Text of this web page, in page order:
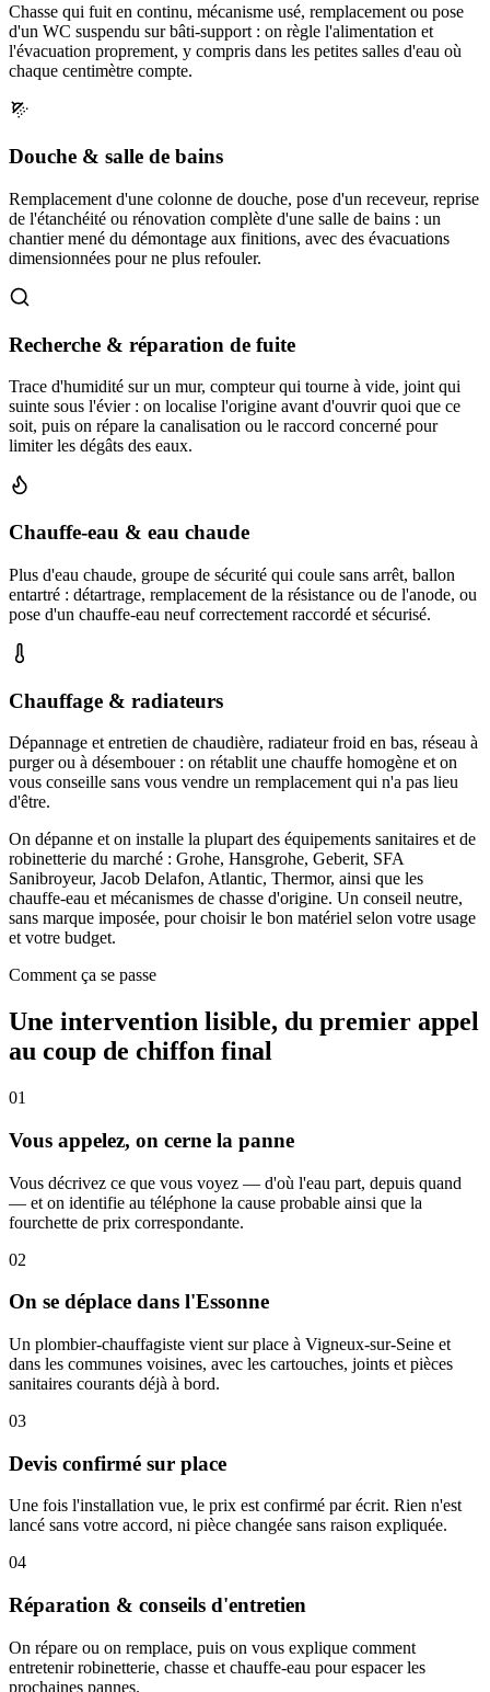
Chasse qui fuit en continu, mécanisme usé, remplacement ou pose
d'un WC suspendu sur bâti-support : on règle l'alimentation et
l'évacuation proprement, y compris dans les petites salles d'eau où
chaque centimètre compte.
Douche & salle de bains
Remplacement d'une colonne de douche, pose d'un receveur, reprise
de l'étanchéité ou rénovation complète d'une salle de bains : un
chantier mené du démontage aux finitions, avec des évacuations
dimensionnées pour ne plus refouler.
Recherche & réparation de fuite
Trace d'humidité sur un mur, compteur qui tourne à vide, joint qui
suinte sous l'évier : on localise l'origine avant d'ouvrir quoi que ce
soit, puis on répare la canalisation ou le raccord concerné pour
limiter les dégâts des eaux.
Chauffe-eau & eau chaude
Plus d'eau chaude, groupe de sécurité qui coule sans arrêt, ballon
entartré : détartrage, remplacement de la résistance ou de l'anode, ou
pose d'un chauffe-eau neuf correctement raccordé et sécurisé.
Chauffage & radiateurs
Dépannage et entretien de chaudière, radiateur froid en bas, réseau à
purger ou à désembouer : on rétablit une chauffe homogène et on
vous conseille sans vous vendre un remplacement qui n'a pas lieu
d'être.
On dépanne et on installe la plupart des équipements sanitaires et de
robinetterie du marché : Grohe, Hansgrohe, Geberit, SFA
Sanibroyeur, Jacob Delafon, Atlantic, Thermor, ainsi que les
chauffe-eau et mécanismes de chasse d'origine. Un conseil neutre,
sans marque imposée, pour choisir le bon matériel selon votre usage
et votre budget.
Comment ça se passe
Une intervention lisible, du premier appel
au coup de chiffon final
01
Vous appelez, on cerne la panne
Vous décrivez ce que vous voyez — d'où l'eau part, depuis quand
— et on identifie au téléphone la cause probable ainsi que la
fourchette de prix correspondante.
02
On se déplace dans l'Essonne
Un plombier-chauffagiste vient sur place à Vigneux-sur-Seine et
dans les communes voisines, avec les cartouches, joints et pièces
sanitaires courants déjà à bord.
03
Devis confirmé sur place
Une fois l'installation vue, le prix est confirmé par écrit. Rien n'est
lancé sans votre accord, ni pièce changée sans raison expliquée.
04
Réparation & conseils d'entretien
On répare ou on remplace, puis on vous explique comment
entretenir robinetterie, chasse et chauffe-eau pour espacer les
prochaines pannes.